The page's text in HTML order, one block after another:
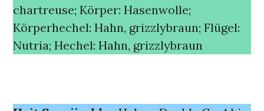
chartreuse; Körper: Hasenwolle;
Körperhechel: Hahn, grizzlybraun; Flügel:
Nutria; Hechel: Hahn, grizzlybraun